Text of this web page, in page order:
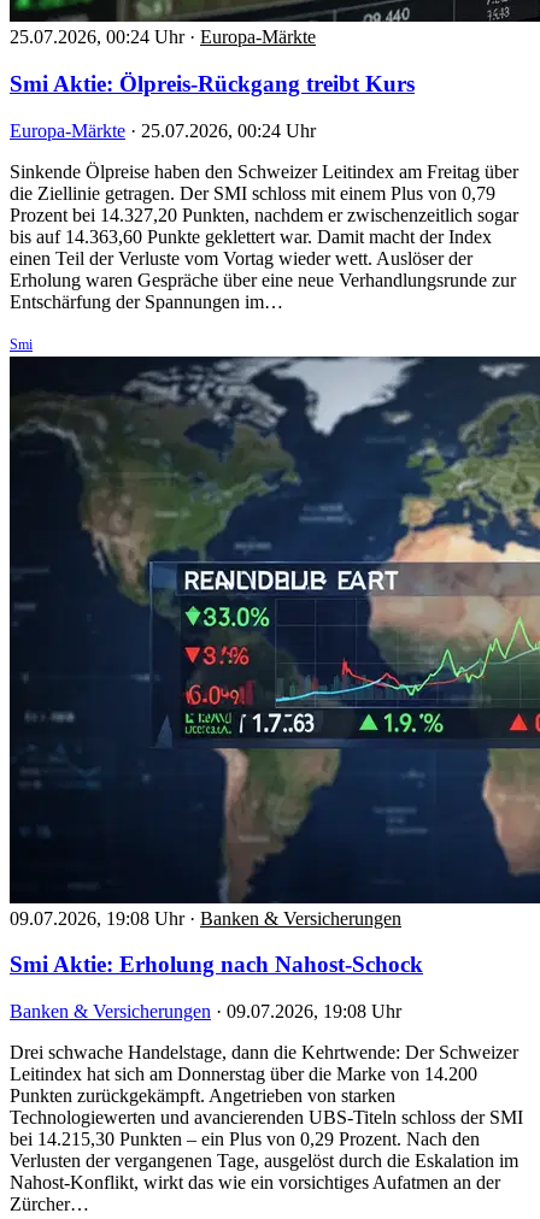
25.07.2026, 00:24 Uhr · Europa-Märkte
Smi Aktie: Ölpreis-Rückgang treibt Kurs
Europa-Märkte · 25.07.2026, 00:24 Uhr
Sinkende Ölpreise haben den Schweizer Leitindex am Freitag über
die Ziellinie getragen. Der SMI schloss mit einem Plus von 0,79
Prozent bei 14.327,20 Punkten, nachdem er zwischenzeitlich sogar
bis auf 14.363,60 Punkte geklettert war. Damit macht der Index
einen Teil der Verluste vom Vortag wieder wett. Auslöser der
Erholung waren Gespräche über eine neue Verhandlungsrunde zur
Entschärfung der Spannungen im…
Smi
09.07.2026, 19:08 Uhr · Banken & Versicherungen
Smi Aktie: Erholung nach Nahost-Schock
Banken & Versicherungen · 09.07.2026, 19:08 Uhr
Drei schwache Handelstage, dann die Kehrtwende: Der Schweizer
Leitindex hat sich am Donnerstag über die Marke von 14.200
Punkten zurückgekämpft. Angetrieben von starken
Technologiewerten und avancierenden UBS-Titeln schloss der SMI
bei 14.215,30 Punkten – ein Plus von 0,29 Prozent. Nach den
Verlusten der vergangenen Tage, ausgelöst durch die Eskalation im
Nahost-Konflikt, wirkt das wie ein vorsichtiges Aufatmen an der
Zürcher…